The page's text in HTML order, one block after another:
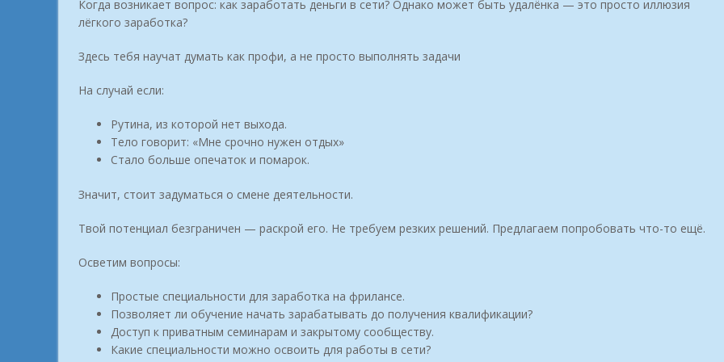
Когда возникает вопрос: как заработать деньги в сети? Однако может быть удалёнка — это просто иллюзия
лёгкого заработка?
Здесь тебя научат думать как профи, а не просто выполнять задачи
На случай если:
Рутина, из которой нет выхода.
Тело говорит: «Мне срочно нужен отдых»
Стало больше опечаток и помарок.
Значит, стоит задуматься о смене деятельности.
Твой потенциал безграничен — раскрой его. Не требуем резких решений. Предлагаем попробовать что-то ещё.
Осветим вопросы:
Простые специальности для заработка на фрилансе.
Позволяет ли обучение начать зарабатывать до получения квалификации?
Доступ к приватным семинарам и закрытому сообществу.
Какие специальности можно освоить для работы в сети?